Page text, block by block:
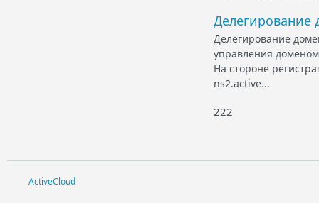
Делегирование
Делегирование
управления
На стороне
ns2.active...
222
ActiveCloud